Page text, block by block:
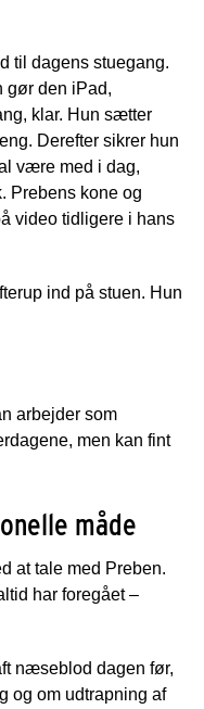
til dagens stuegang.
gør den iPad,
klar. Hun sætter
Derefter sikrer hun
være med i dag,
Prebens kone og
video tidligere i hans
ind på stuen. Hun
arbejder som
men kan fint
måde
at tale med Preben.
har foregået –
næseblod dagen før,
og om udtrapning af